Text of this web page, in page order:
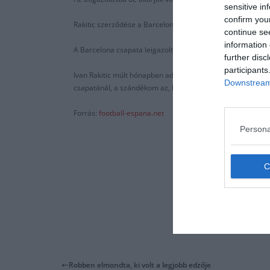
sensitive
confirm
continue
information
further
Rakitic szerződése a Barcelona csapatával 2021 nyaráig
A Barcelona csapata leigazolta tavaly Arturo Vidalt és
Ivan Rakitic múlt hónapban adott nyilatkozata: “Ez egy
csapatánál, a szándékom az, hogy itt maradjak.”
Forrás: football-espana.net
Robben elmondta, ki volt a legjobb edzője